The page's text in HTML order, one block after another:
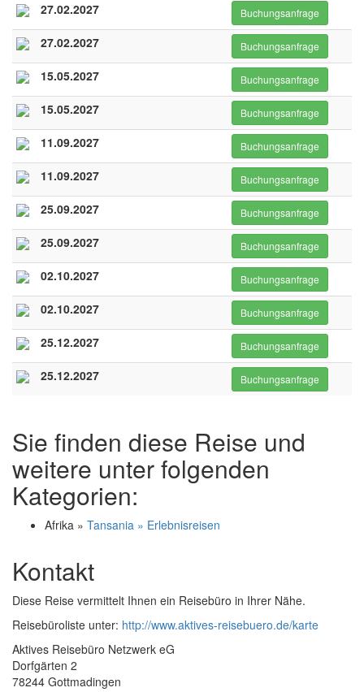
27.02.2027 Buchungsanfrage
27.02.2027 Buchungsanfrage
15.05.2027 Buchungsanfrage
15.05.2027 Buchungsanfrage
11.09.2027 Buchungsanfrage
11.09.2027 Buchungsanfrage
25.09.2027 Buchungsanfrage
25.09.2027 Buchungsanfrage
02.10.2027 Buchungsanfrage
02.10.2027 Buchungsanfrage
25.12.2027 Buchungsanfrage
25.12.2027 Buchungsanfrage
Sie finden diese Reise und
weitere unter folgenden
Kategorien:
Afrika » Tansania » Erlebnisreisen
Kontakt
Diese Reise vermittelt Ihnen ein Reisebüro in Ihrer Nähe.
Reisebüroliste unter: http://www.aktives-reisebuero.de/karte
Aktives Reisebüro Netzwerk eG
Dorfgärten 2
78244 Gottmadingen